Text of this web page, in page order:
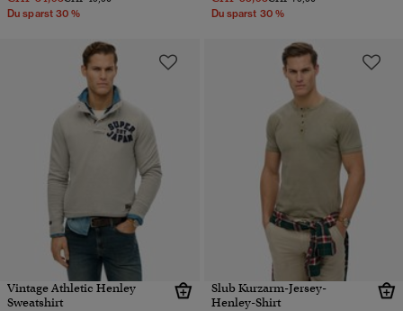
Du sparst 30 %
Du sparst 30 %
Vintage Athletic Henley
Sweatshirt
Slub Kurzarm-Jersey-
Henley-Shirt